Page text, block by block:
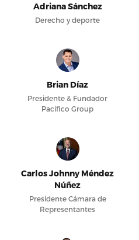
Adriana Sánchez
Derecho y deporte
Brian Díaz
Presidente & Fundador
Pacifico Group
Carlos Johnny Méndez
Núñez
Presidente Cámara de
Representantes